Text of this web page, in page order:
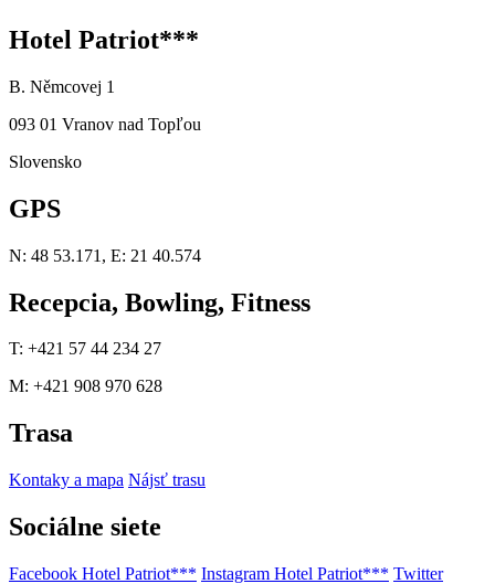
Hotel Patriot***
B. Němcovej 1
093 01 Vranov nad Topľou
Slovensko
GPS
N: 48 53.171, E: 21 40.574
Recepcia, Bowling, Fitness
T: +421 57 44 234 27
M: +421 908 970 628
Trasa
Kontaky a mapa Nájsť trasu
Sociálne siete
Facebook Hotel Patriot*** Instagram Hotel Patriot*** Twitter